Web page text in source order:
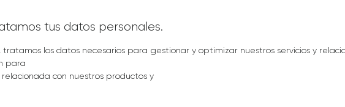
tus datos personales.
SL tratamos los datos necesarios para gestionar y optimizar nuestros servicios y
para
con nuestros productos y